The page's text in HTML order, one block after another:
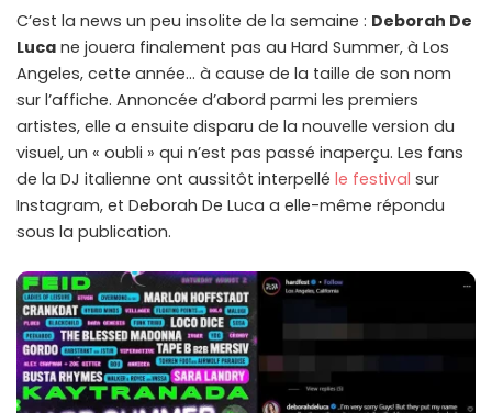
C’est la news un peu insolite de la semaine : Deborah De
Luca ne jouera finalement pas au Hard Summer, à Los
Angeles, cette année… à cause de la taille de son nom
sur l’affiche. Annoncée d’abord parmi les premiers
artistes, elle a ensuite disparu de la nouvelle version du
visuel, un « oubli » qui n’est pas passé inaperçu. Les fans
de la DJ italienne ont aussitôt interpellé le festival sur
Instagram, et Deborah De Luca a elle-même répondu
sous la publication.